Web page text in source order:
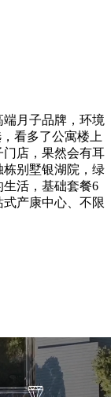
月子品牌，环境
看多了公寓楼上
店，果然会有耳
栋别墅银湖院，绿
活，基础套餐6
产康中心、不限